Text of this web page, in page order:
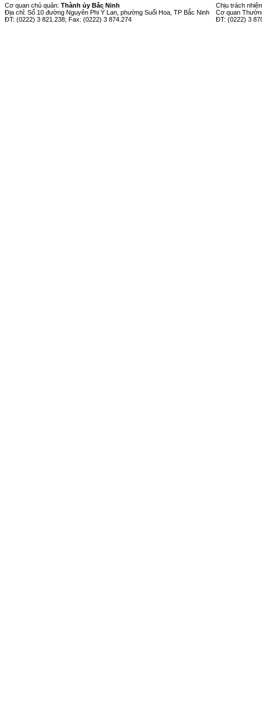
Cơ quan chủ quản: Thành ủy Bắc Ninh
Địa chỉ: Số 10 đường Nguyên Phi Ỷ Lan, phường Suối Hoa, TP Bắc Ninh
ĐT: (0222) 3 821.238; Fax: (0222) 3 874.274
Chịu trách
Cơ quan
ĐT: (0222) 3